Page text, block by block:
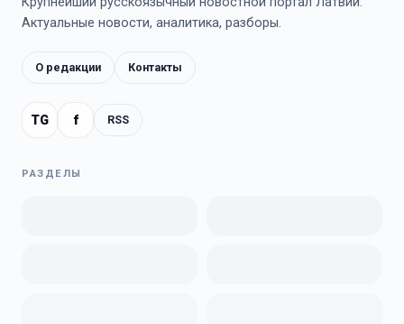
Актуальные новости, аналитика, разборы.
О редакции Контакты
TG f RSS
РАЗДЕЛЫ